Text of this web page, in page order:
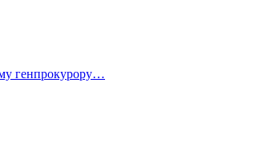
генпрокурору…